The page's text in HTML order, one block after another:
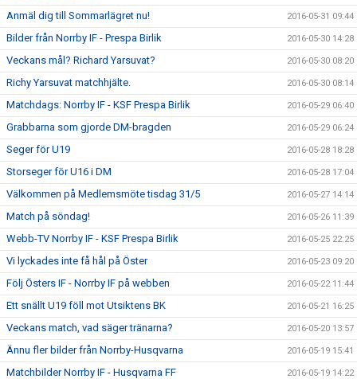
Anmäl dig till Sommarlägret nu! 2016-05-31 09:44
Bilder från Norrby IF - Prespa Birlik 2016-05-30 14:28
Veckans mål? Richard Yarsuvat? 2016-05-30 08:20
Richy Yarsuvat matchhjälte. 2016-05-30 08:14
Matchdags: Norrby IF - KSF Prespa Birlik 2016-05-29 06:40
Grabbarna som gjorde DM-bragden 2016-05-29 06:24
Seger för U19 2016-05-28 18:28
Storseger för U16 i DM 2016-05-28 17:04
Välkommen på Medlemsmöte tisdag 31/5 2016-05-27 14:14
Match på söndag! 2016-05-26 11:39
Webb-TV Norrby IF - KSF Prespa Birlik 2016-05-25 22:25
Vi lyckades inte få hål på Öster 2016-05-23 09:20
Följ Östers IF - Norrby IF på webben 2016-05-22 11:44
Ett snällt U19 föll mot Utsiktens BK 2016-05-21 16:25
Veckans match, vad säger tränarna? 2016-05-20 13:57
Ännu fler bilder från Norrby-Husqvarna 2016-05-19 15:41
Matchbilder Norrby IF - Husqvarna FF 2016-05-19 14:22